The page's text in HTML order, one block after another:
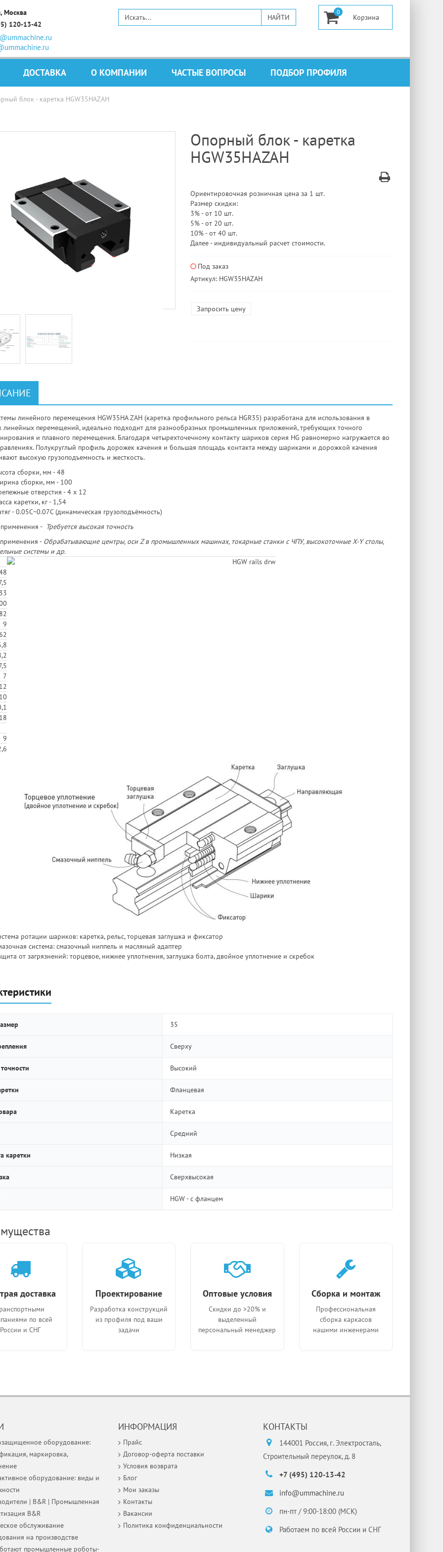
Москва
120-13-42
0
ДОСТАВКА О КОМПАНИИ ЧАСТЫЕ ВОПРОСЫ ПОДБОР ПРОФИЛЯ
блок - каретка HGW35HAZAH
Опорный блок - каретка
HGW35HAZAH
Ориентировочная розничная цена за 1 шт.
Размер скидки:
3% - от 10 шт.
5% - от 20 шт.
10% - от 40 шт.
Далее - индивидуальный расчет стоимости.
Под заказ
Артикул: HGW35HAZAH
Запросить цену
линейного перемещения HGW35HA ZAH (каретка профильного рельса HGR35) разработана для использования в
линейных перемещений, идеально подходит для разнообразных промышленных приложений, требующих точного
и плавного перемещения. Благодаря четырехточечному контакту шариков серия HG равномерно нагружается во
Полукруглый профиль дорожек качения и большая площадь контакта между шариками и дорожкой качения
высокую грузоподъемность и жесткость.
сборки, мм - 48
сборки, мм - 100
отверстия - 4 х 12
каретки, кг - 1,54
- 0.05C~0.07C (динамическая грузоподъёмность)
- Требуется высокая точность
- Обрабатывающие центры, оси Z в промышленных машинах, токарные станки с ЧПУ, высокоточные X-Y столы,
системы и др.
33
82
9
7
12
18
9
ротации шариков: каретка, рельс, торцевая заглушка и фиксатор
система: смазочный ниппель и масляный адаптер
от загрязнений: торцевое, нижнее уплотнения, заглушка болта, двойное уплотнение и скребок
35
Сверху
Высокий
Фланцевая
Каретка
Средний
каретки Низкая
Сверхвысокая
HGW - с фланцем
доставка
по всей
России и СНГ
Проектирование
Разработка конструкций
из профиля под ваши
задачи
Оптовые условия
Скидки до >20% и
выделенный
персональный менеджер
Сборка и монтаж
Профессиональная
сборка каркасов
нашими инженерами
оборудование:
маркировка,
оборудование: виды и
| B&R | Промышленная
B&R
обслуживание
на производстве
промышленные роботы-
ИНФОРМАЦИЯ
Прайс
Договор-оферта поставки
Условия возврата
Блог
Мои заказы
Контакты
Вакансии
Политика конфиденциальности
КОНТАКТЫ
144001 Россия, г. Электросталь,
Строительный переулок, д. 8
+7 (495) 120-13-42
info@ummachine.ru
пн-пт / 9:00-18:00 (МСК)
Работаем по всей России и СНГ